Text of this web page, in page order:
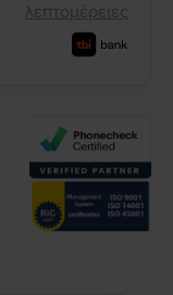
λεπτομέρειες